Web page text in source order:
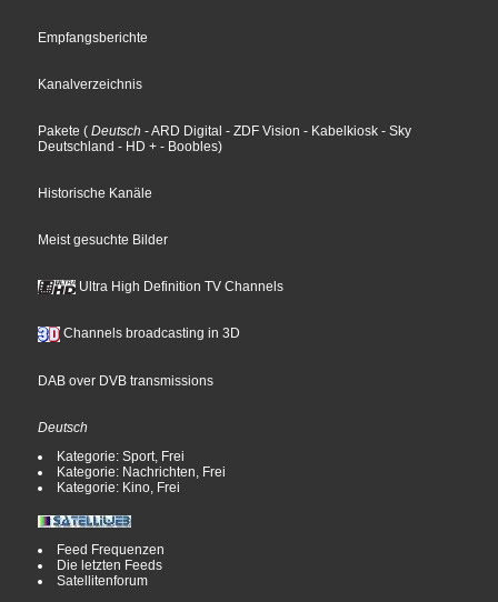
Empfangsberichte
Kanalverzeichnis
Pakete ( Deutsch - ARD Digital - ZDF Vision - Kabelkiosk - Sky
Deutschland - HD + - Boobles)
Historische Kanäle
Meist gesuchte Bilder
Ultra High Definition TV Channels
Channels broadcasting in 3D
DAB over DVB transmissions
Deutsch
Kategorie: Sport, Frei
Kategorie: Nachrichten, Frei
Kategorie: Kino, Frei
Feed Frequenzen
Die letzten Feeds
Satellitenforum